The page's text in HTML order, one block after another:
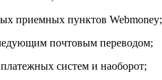
приемных пунктов Webmoney;
почтовым переводом;
систем и наоборот;